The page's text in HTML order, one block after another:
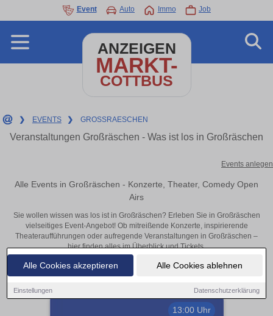
Alle Cookies akzeptieren Alle Cookies ablehnen
Einstellungen Datenschutzerklärung
Event Auto Immo Job
ANZEIGEN
MARKT-
COTTBUS
❯ EVENTS ❯ GROSSRAESCHEN
Veranstaltungen Großräschen - Was ist los in Großräschen
Events anlegen
Alle Events in Großräschen - Konzerte, Theater, Comedy Open
Airs
Sie wollen wissen was los ist in Großräschen? Erleben Sie in Großräschen
vielseitiges Event-Angebot! Ob mitreißende Konzerte, inspirierende
Theateraufführungen oder aufregende Veranstaltungen in Großräschen –
hier finden alles im Überblick und Tickets.
13:00 Uhr